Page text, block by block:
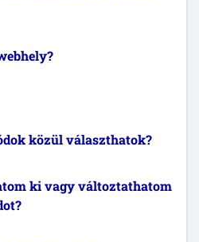
közül választhatok?
ki vagy változtathatom